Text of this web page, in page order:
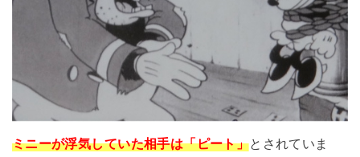
ミニーが浮気していた相手は「ピート」とされていま